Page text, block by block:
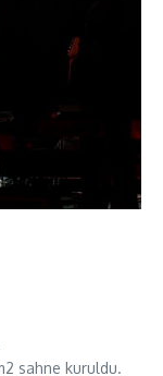
sahne kuruldu.